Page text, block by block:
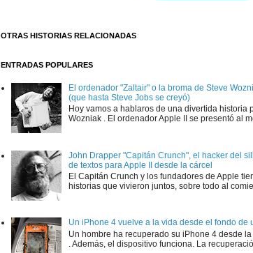
OTRAS HISTORIAS RELACIONADAS
ENTRADAS POPULARES
El ordenador "Zaltair" o la broma de Steve
(que hasta Steve Jobs se creyó)
Hoy vamos a hablaros de una divertida historia
Wozniak . El ordenador Apple II se presentó al
John Drapper "Capitán Crunch", el hacker del
de textos para Apple II desde la cárcel
El Capitán Crunch y los fundadores de Apple
historias que vivieron juntos, sobre todo al
Un iPhone 4 vuelve a la vida desde el fondo de
Un hombre ha recuperado su iPhone 4 desde
. Además, el dispositivo funciona. La